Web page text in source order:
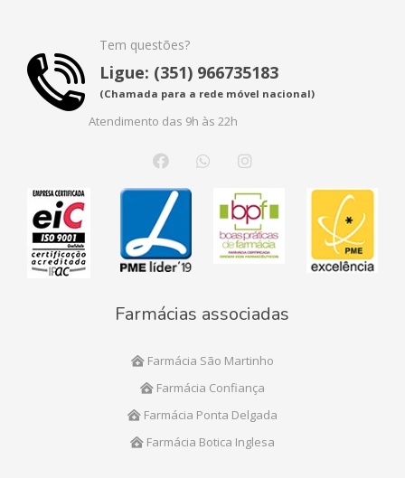
Tem questões?
Ligue: (351) 966735183
(Chamada para a rede móvel nacional)
Atendimento das 9h às 22h
Farmácias associadas
Farmácia São Martinho
Farmácia Confiança
Farmácia Ponta Delgada
Farmácia Botica Inglesa